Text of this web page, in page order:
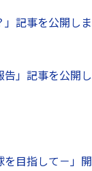
」記事を公開しま
きます）
告」記事を公開し
開きます）
を目指して－」開